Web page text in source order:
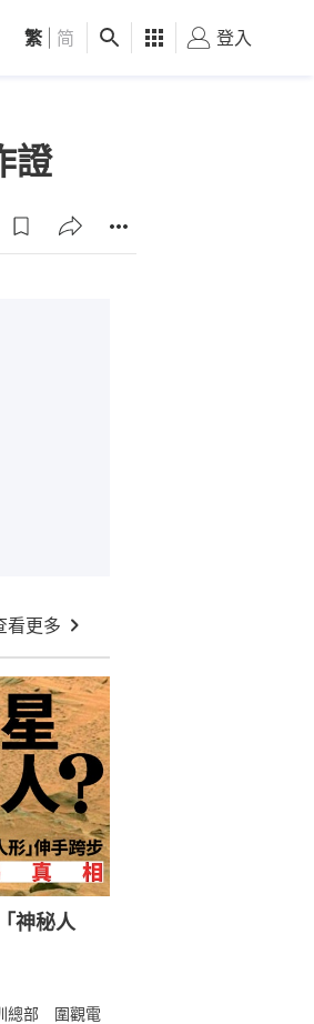
觀點 健康 好食玩飛
繁 简 登入
證
看更多
神秘人
總部 圍觀電